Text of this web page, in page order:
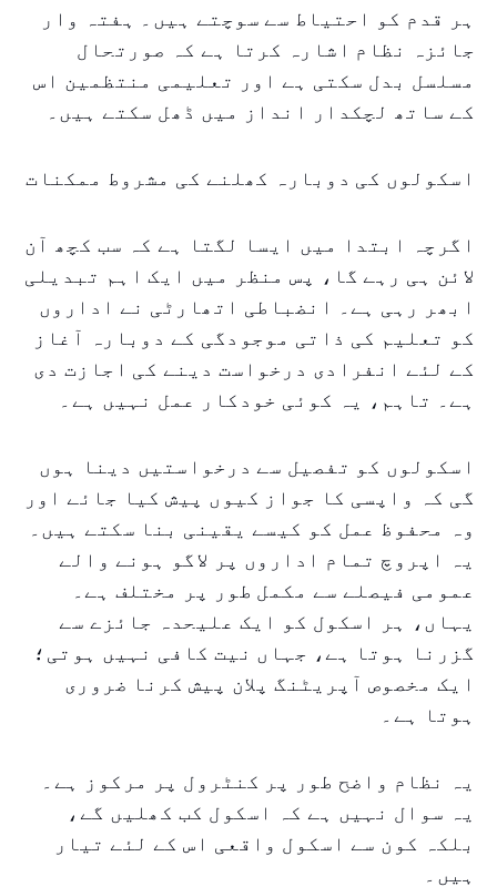
ہر قدم کو احتیاط سے سوچتے ہیں۔ ہفتہ وار
جائزہ نظام اشارہ کرتا ہے کہ صورتحال
مسلسل بدل سکتی ہے اور تعلیمی منتظمین اس
کے ساتھ لچکدار انداز میں ڈھل سکتے ہیں۔
اسکولوں کی دوبارہ کھلنے کی مشروط ممکنات
اگرچہ ابتدا میں ایسا لگتا ہے کہ سب کچھ آن
لائن ہی رہے گا، پس منظر میں ایک اہم تبدیلی
ابھر رہی ہے۔ انضباطی اتھارٹی نے اداروں
کو تعلیم کی ذاتی موجودگی کے دوبارہ آغاز
کے لئے انفرادی درخواست دینے کی اجازت دی
ہے۔ تاہم، یہ کوئی خودکار عمل نہیں ہے۔
اسکولوں کو تفصیل سے درخواستیں دینا ہوں
گی کہ واپسی کا جواز کیوں پیش کیا جائے اور
وہ محفوظ عمل کو کیسے یقینی بنا سکتے ہیں۔
یہ اپروچ تمام اداروں پر لاگو ہونے والے
عمومی فیصلے سے مکمل طور پر مختلف ہے۔
یہاں، ہر اسکول کو ایک علیحدہ جائزے سے
گزرنا ہوتا ہے، جہاں نیت کافی نہیں ہوتی؛
ایک مخصوص آپریٹنگ پلان پیش کرنا ضروری
ہوتا ہے۔
یہ نظام واضح طور پر کنٹرول پر مرکوز ہے۔
یہ سوال نہیں ہے کہ اسکول کب کھلیں گے،
بلکہ کون سے اسکول واقعی اس کے لئے تیار
ہیں۔